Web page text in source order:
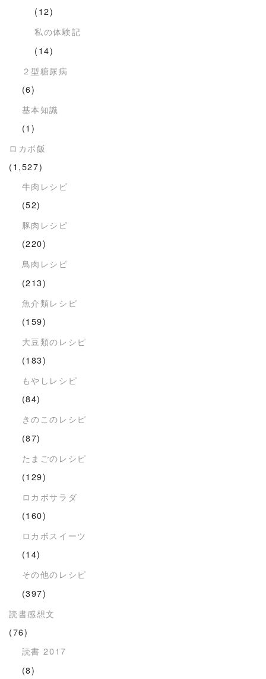
(12)
私の体験記
(14)
２型糖尿病
(6)
基本知識
(1)
ロカボ飯
(1,527)
牛肉レシピ
(52)
豚肉レシピ
(220)
鳥肉レシピ
(213)
魚介類レシピ
(159)
大豆類のレシピ
(183)
もやしレシピ
(84)
きのこのレシピ
(87)
たまごのレシピ
(129)
ロカボサラダ
(160)
ロカボスイーツ
(14)
その他のレシピ
(397)
読書感想文
(76)
読書 2017
(8)